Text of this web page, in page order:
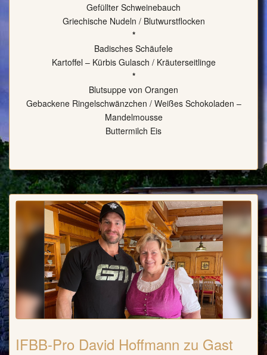
Gefüllter Schweinebauch
Griechische Nudeln / Blutwurstflocken
*
Badisches Schäufele
Kartoffel – Kürbis Gulasch / Kräuterseitlinge
*
Blutsuppe von Orangen
Gebackene Ringelschwänzchen / Weißes Schokoladen –
Mandelmousse
Buttermilch Eis
IFBB-Pro David Hoffmann zu Gast